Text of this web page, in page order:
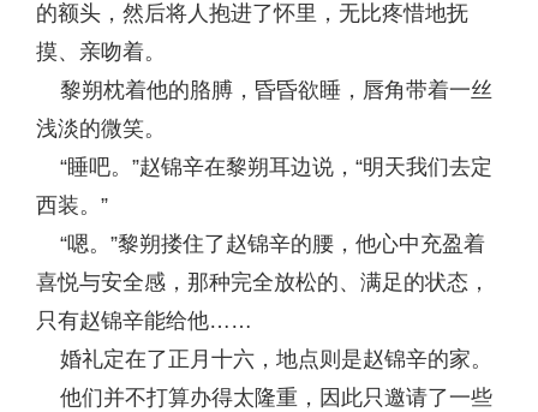
的额头，然后将人抱进了怀里，无比疼惜地抚
摸、亲吻着。
黎朔枕着他的胳膊，昏昏欲睡，唇角带着一丝
浅淡的微笑。
“睡吧。”赵锦辛在黎朔耳边说，“明天我们去定
西装。”
“嗯。”黎朔搂住了赵锦辛的腰，他心中充盈着
喜悦与安全感，那种完全放松的、满足的状态，
只有赵锦辛能给他……
婚礼定在了正月十六，地点则是赵锦辛的家。
他们并不打算办得太隆重，因此只邀请了一些